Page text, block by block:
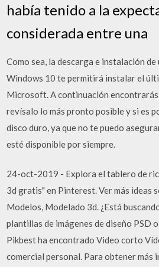
había tenido a la
considerada entre una
Como sea, la descarga e instalación
Windows 10 te permitirá instalar el
Microsoft. A continuación encontrarás
revísalo lo más pronto posible y si es
disco duro, ya que no te puedo
esté disponible por siempre.
24-oct-2019 - Explora el tablero de
3d gratis" en Pinterest. Ver más ideas
Modelos, Modelado 3d. ¿Está
plantillas de imágenes de diseño PSD
Pikbest ha encontrado Video corto
comercial personal. Para obtener más